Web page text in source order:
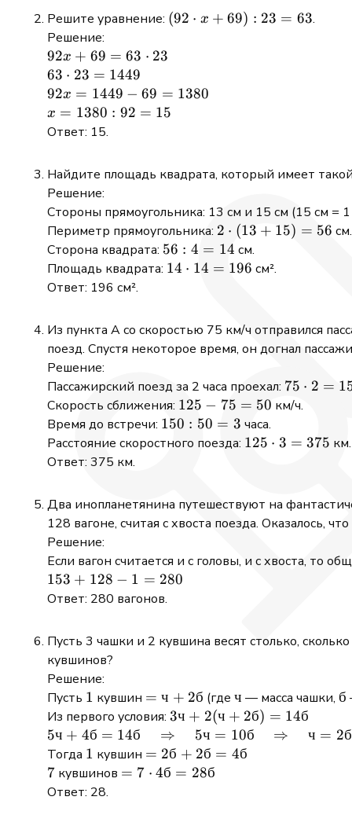
235141
Решите уравнение: (92
23 =
63
(92 ⋅ x + 69) : 23 = 63.
Решение:
92x
+ 69
= 63
\cdot
23
92x + 69 = 63 ⋅ 23
63
\cdot
23 =
1449
63 ⋅ 23 = 1449
92x
=
1449
=
1380
92x = 1449 − 69 = 1380
x =
1380
= 15
x = 1380 : 92 = 15
Ответ: 15.
Найдите площадь квадрата, который имеет
Решение:
Стороны прямоугольника: 13 см и 15 см (15 см =
Периметр прямоугольника: 2
\cdot
(13
= 56
2 ⋅ (13 + 15) = 56 см.
Сторона квадрата: 56
: 4
56 : 4 = 14 см.
Площадь квадрата: 14
14 ⋅ 14 = 196 см².
Ответ: 196 см².
Из пункта А со скоростью 75 км/ч отправился
поезд. Спустя некоторое время, он догнал
Решение:
Пассажирский поезд за 2 часа проехал: 75
\cdot
150
75 ⋅ 2 =
Скорость сближения: 125
-
75
125 − 75 = 50 км/ч.
Время до встречи: 150
: 50
150 : 50 = 3 часа.
Расстояние скоростного поезда: 125
125 ⋅ 3 = 375 км.
Ответ: 375 км.
Два инопланетянина путешествуют на
128 вагоне, считая с хвоста поезда. Оказалось,
Решение:
Если вагон считается и с головы, и с хвоста, то
153
+
- 1
=
280
153 + 128 − 1 = 280
Ответ: 280 вагонов.
Пусть 3 чашки и 2 кувшина весят столько,
кувшинов?
Решение:
Пусть 1
1 кувшин =
ч
2б
= ч + 2б (где ч
ч — масса чашки, б
б
Из первого условия: 3ч
+
2(ч
+
3ч + 2(ч + 2б) = 14б
5ч + 4б =
14б \quad
\Rightarrow
\quad 5ч =
5ч + 4б = 14б ⇒ 5ч = 10б ⇒ ч = 2б
Тогда 1
1 кувшин =
2б
= 2б + 2б = 4б
7
7 кувшинов = 7
= 7 ⋅ 4б = 28б
Ответ: 28.